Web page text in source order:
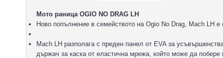
Мото раница OGIO NO DRAG LH
Ново попълнение в семейството на Ogio No Drag, Mach LH
Mach LH разполага с преден панел от EVA за
държач за каска от еластична мрежа, който може да побере